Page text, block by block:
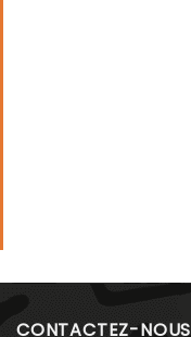
CONTACTEZ-NOUS